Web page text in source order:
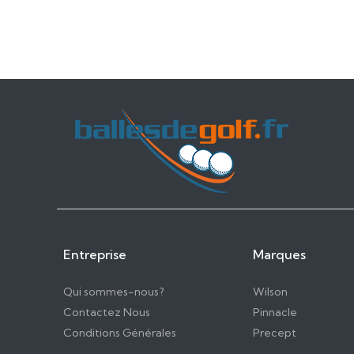
Entreprise
Qui sommes-nous?
Contactez Nous
Conditions Générales
Marques
Wilson
Pinnacle
Precept